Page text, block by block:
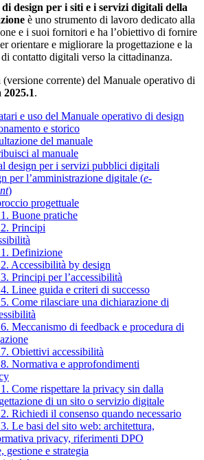
design per i siti e i servizi digitali della
è uno strumento di lavoro dedicato alla
e i suoi fornitori e ha l’obiettivo di fornire
orientare e migliorare la progettazione e la
contatto digitali verso la cittadinanza.
corrente) del Manuale operativo di
2025.1.
e uso del Manuale operativo di design
e storico
del manuale
al manuale
design per i servizi pubblici digitali
per l’amministrazione digitale (e-
)
progettuale
Buone pratiche
Principi
Definizione
Accessibilità by design
Principi per l’accessibilità
Linee guida e criteri di successo
Come rilasciare una dichiarazione di
Meccanismo di feedback e procedura di
Obiettivi accessibilità
Normativa e approfondimenti
Come rispettare la privacy sin dalla
di un sito o servizio digitale
Richiedi il consenso quando necessario
Le basi del sito web: architettura,
privacy, riferimenti DPO
gestione e strategia